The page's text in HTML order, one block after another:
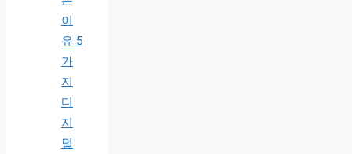
이
유 5
가
지
디
지
털